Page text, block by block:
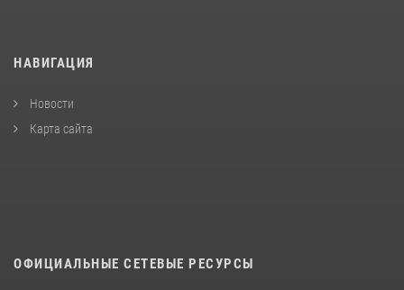
НАВИГАЦИЯ
Новости
Карта сайта
ОФИЦИАЛЬНЫЕ СЕТЕВЫЕ РЕСУРСЫ